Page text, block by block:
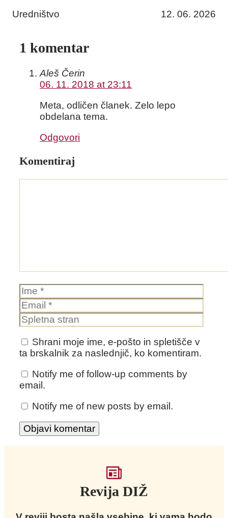
Uredništvo 12. 06. 2026
1 komentar
Aleš Čerin
06. 11. 2018 at 23:11
Meta, odličen članek. Zelo lepo
obdelana tema.
Odgovori
Komentiraj
Ime
stran
Shrani moje ime, e-pošto in spletišče v
ta brskalnik za naslednjič, ko komentiram.
Notify me of follow-up comments by
email.
Notify me of new posts by email.
Revija DIŽ